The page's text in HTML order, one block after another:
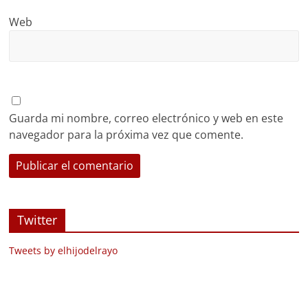
Web
Guarda mi nombre, correo electrónico y web en este
navegador para la próxima vez que comente.
Twitter
Tweets by elhijodelrayo